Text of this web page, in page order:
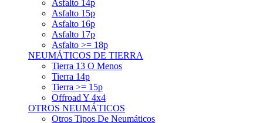
Asfalto 14p
Asfalto 15p
Asfalto 16p
Asfalto 17p
Asfalto >= 18p
NEUMÁTICOS DE TIERRA
Tierra 13 O Menos
Tierra 14p
Tierra >= 15p
Offroad Y 4x4
OTROS NEUMÁTICOS
Otros Tipos De Neumáticos